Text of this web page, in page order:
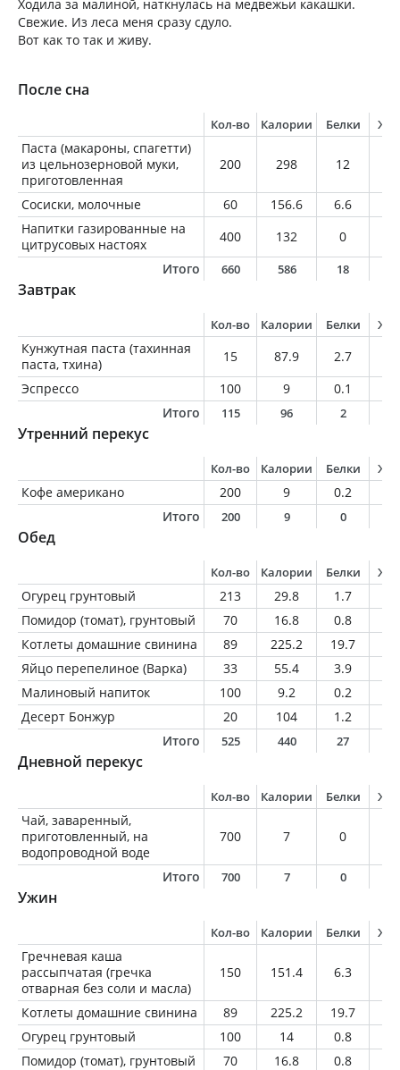
Ходила за малиной, наткнулась на медвежьи какашки.
Свежие. Из леса меня сразу сдуло.
Вот как то так и живу.
После сна
Кол-во Калории Белки
Паста (макароны, спагетти)
из цельнозерновой муки,
приготовленная
200 298 12
Сосиски, молочные 60 156.6 6.6
Напитки газированные на
цитрусовых настоях
400 132 0
Итого
660 586 18
Завтрак
Кол-во Калории Белки
Кунжутная паста (тахинная
паста, тхина)
15 87.9 2.7
Эспрессо
100 9 0.1
Итого
115 96 2
Утренний перекус
Кол-во Калории Белки
Кофе американо 200 9 0.2
Итого
200 9 0
Обед
Кол-во Калории Белки
Огурец грунтовый 213 29.8 1.7
Помидор (томат), грунтовый
70 16.8 0.8
Котлеты домашние свинина
89 225.2 19.7
Яйцо перепелиное (Варка)
33 55.4 3.9
Малиновый напиток
100 9.2 0.2
Десерт Бонжур
20 104 1.2
Итого
525 440 27
Дневной перекус
Кол-во Калории Белки
Чай, заваренный,
приготовленный, на
водопроводной воде
700 7 0
Итого 700 7 0
Ужин
Кол-во Калории Белки
Гречневая каша
рассыпчатая (гречка
отварная без соли и масла)
150 151.4 6.3
Котлеты домашние свинина 89 225.2 19.7
Огурец грунтовый
100 14 0.8
Помидор (томат), грунтовый
70 16.8 0.8